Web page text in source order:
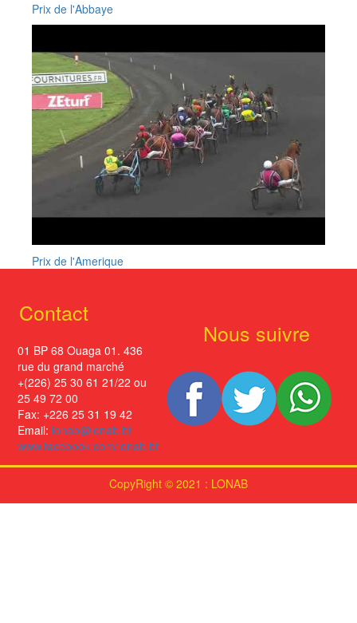
Prix de l'Abbaye
Prix de l'Amerique
Contact
01 BP 68 Ouaga 01. 436
rue du grand marché
+(226) 25 30 61 21/22 ou
25 49 72 00
Fax: +226 25 31 19 42
Email: lonab@lonab.bf
www.facebook.com/lonab.bf
Nous suivre
CopyRight © 2021 : LONAB